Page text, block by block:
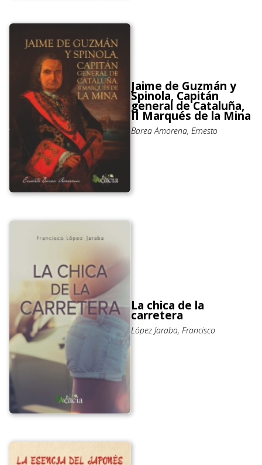
Jaime de Guzmán y
Spinola, Capitán
general de Cataluña,
II Marqués de la Mina
Barea Amorena, Ernesto
La chica de la
carretera
López Jaraba, Francisco